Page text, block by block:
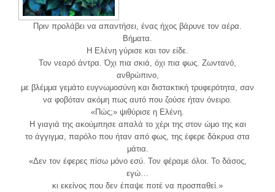
Πριν προλάβει να απαντήσει, ένας ήχος βάρυνε τον αέρα.
Βήματα.
Η Ελένη γύρισε και τον είδε.
Τον νεαρό άντρα. Όχι πια σκιά, όχι πια φως. Ζωντανό,
ανθρώπινο,
με βλέμμα γεμάτο ευγνωμοσύνη και διστακτική τρυφερότητα, σαν
να φοβόταν ακόμη πως αυτό που ζούσε ήταν όνειρο.
«Πώς;» ψιθύρισε η Ελένη.
Η γιαγιά της ακούμπησε απαλά το χέρι της στον ώμο της και
το άγγιγμα, παρόλο που ήταν από φως, της έφερε δάκρυα στα
μάτια.
«Δεν τον έφερες πίσω μόνο εσύ. Τον φέραμε όλοι. Το δάσος,
εγώ…
κι εκείνος που δεν έπαψε ποτέ να προσπαθεί.»